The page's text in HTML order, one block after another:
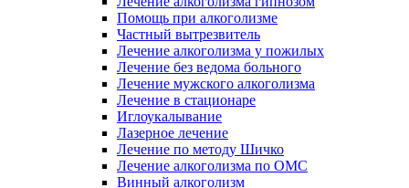
Помощь при алкоголизме
Частный вытрезвитель
Лечение алкоголизма у пожилых
Лечение без ведома больного
Лечение мужского алкоголизма
Лечение в стационаре
Иглоукалывание
Лазерное лечение
Лечение по методу Шичко
Лечение алкоголизма по ОМС
Винный алкоголизм